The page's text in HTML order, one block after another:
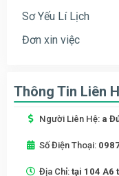
Sơ Yếu Lí Lịch
Đơn xin việc
Thông Tin Liên
Người Liên Hệ: a
Số Điện Thoại:
Địa Chỉ: tại 104 A6